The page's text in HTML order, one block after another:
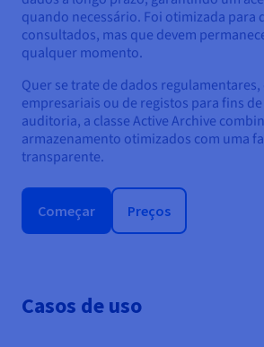
quando necessário. Foi otimizada para
consultados, mas que devem
qualquer momento.
Quer se trate de dados
empresariais ou de registos para fins
auditoria, a classe Active Archive
armazenamento otimizados com uma
transparente.
Começar Preços
Casos de uso